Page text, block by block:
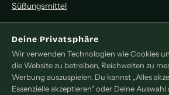
Süßungsmittel
MITMACHEN
Redaktion
Pressemitteilung
Newsletter
Deine Privatsphäre
Wir verwenden Technologien wie Cookies
die Website zu betreiben, Reichweiten zu
Werbung auszuspielen. Du kannst „Alles
Essenzielle akzeptieren" oder Deine